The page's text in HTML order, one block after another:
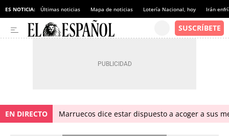
ES NOTICIA: Últimas noticias Mapa de noticias Lotería Nacional, hoy Irán
EN DIRECTO Marruecos dice estar dispuesto a acoger a sus